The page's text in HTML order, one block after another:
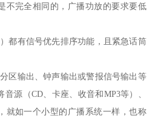
不完全相同的，广播功放的要求要低
都有信号优先排序功能，且紧急话筒
区输出、钟声输出或警报信号输出等
源（CD、卡座、收音和MP3等）、
就如一个小型的广播系统一样，也称